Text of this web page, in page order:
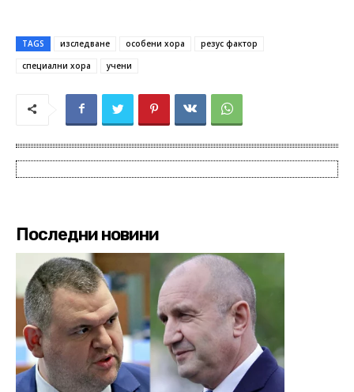
TAGS изследване особени хора
резус фактор
специални хора
учени
Последни новини